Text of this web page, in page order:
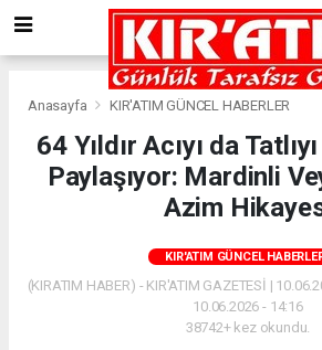
Anasayfa KIR'ATIM GÜNCEL HABERLER
64 Yıldır Acıyı da
Paylaşıyor: Mardinli
Azim
KIR'ATIM GÜNCEL
(KIRATIM HABER) - KIR'ATIM GAZETESİ |
10.06.2026 - 14:16
38742+ kez okundu.